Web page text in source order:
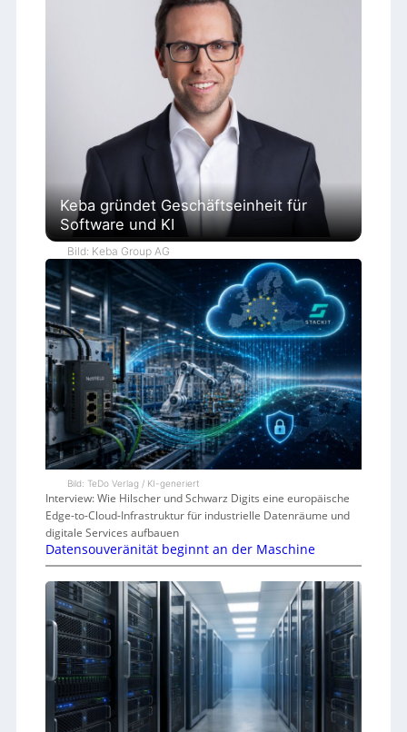
Keba gründet Geschäftseinheit für
Software und KI
Bild: Keba Group AG
Bild: TeDo Verlag / KI-generiert
Interview: Wie Hilscher und Schwarz Digits eine europäische
Edge-to-Cloud-Infrastruktur für industrielle Datenräume und
digitale Services aufbauen
Datensouveränität beginnt an der Maschine